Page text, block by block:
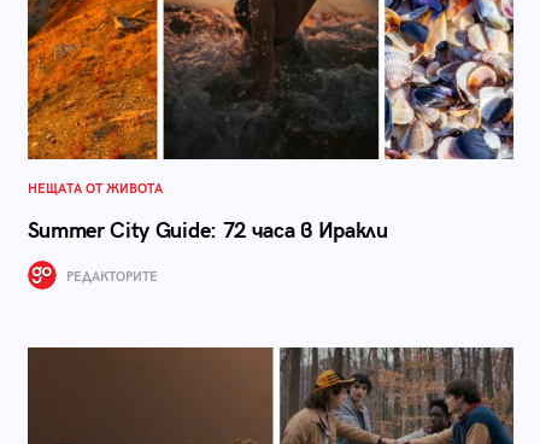
НЕЩАТА ОТ ЖИВОТА
Summer City Guide: 72 часа в Иракли
РЕДАКТОРИТЕ